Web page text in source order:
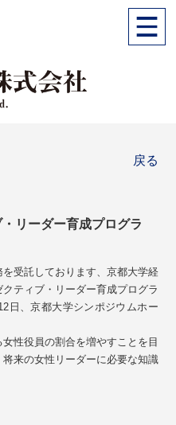
戻る
リーダー育成プログラ
受託しております、京都大学経
ティブ・リーダー育成プログラ
日、京都大学シンポジウムホー
性役員の割合を増やすことを目
来の女性リーダーに必要な知識